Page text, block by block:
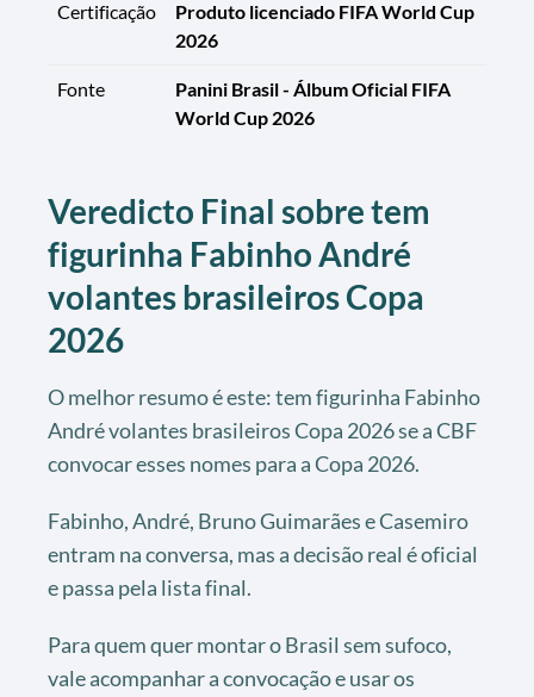
Certificação
Produto licenciado FIFA World Cup
2026
Fonte
Panini Brasil - Álbum Oficial FIFA
World Cup 2026
Veredicto Final sobre tem
figurinha Fabinho André
volantes brasileiros Copa
2026
O melhor resumo é este: tem figurinha Fabinho
André volantes brasileiros Copa 2026 se a CBF
convocar esses nomes para a Copa 2026.
Fabinho, André, Bruno Guimarães e Casemiro
entram na conversa, mas a decisão real é oficial
e passa pela lista final.
Para quem quer montar o Brasil sem sufoco,
vale acompanhar a convocação e usar os